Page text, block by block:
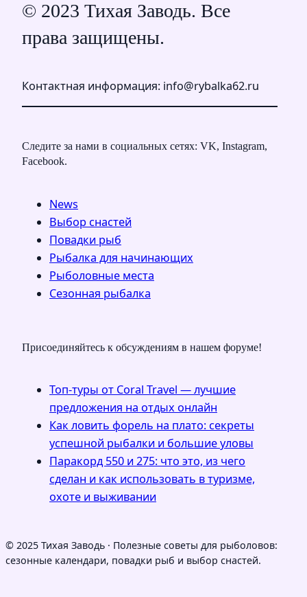
© 2023 Тихая Заводь. Все
права защищены.
Контактная информация: info@rybalka62.ru
Следите за нами в социальных сетях: VK, Instagram,
Facebook.
News
Выбор снастей
Повадки рыб
Рыбалка для начинающих
Рыболовные места
Сезонная рыбалка
Присоединяйтесь к обсуждениям в нашем форуме!
Топ-туры от Coral Travel — лучшие
предложения на отдых онлайн
Как ловить форель на плато: секреты
успешной рыбалки и большие уловы
Паракорд 550 и 275: что это, из чего
сделан и как использовать в туризме,
охоте и выживании
© 2025 Тихая Заводь · Полезные советы для рыболовов:
сезонные календари, повадки рыб и выбор снастей.